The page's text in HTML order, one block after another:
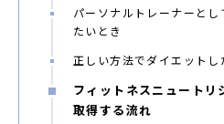
パーソナルトレーナーと
たいとき
正しい方法でダイエットし
フィットネスニュートリ
取得する流れ